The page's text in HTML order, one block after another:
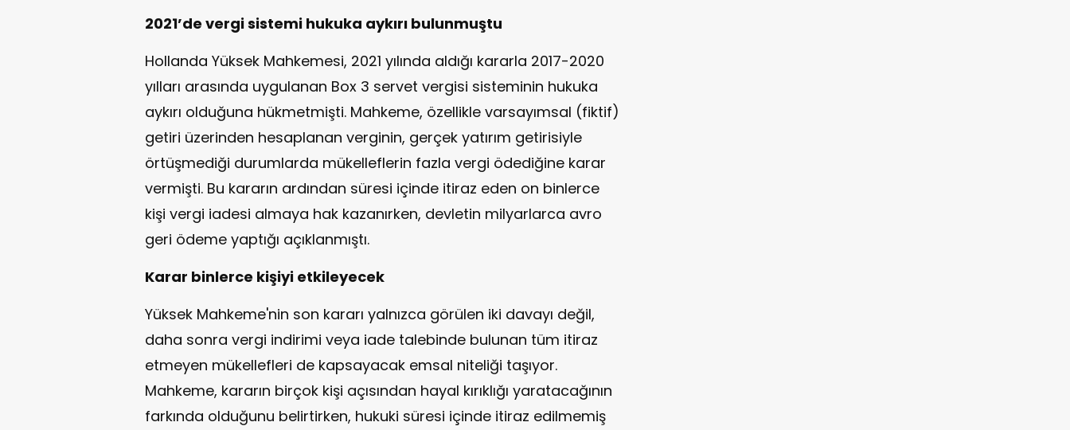
2021’de vergi sistemi hukuka aykırı bulunmuştu
Hollanda Yüksek Mahkemesi, 2021 yılında aldığı kararla 2017-2020
yılları arasında uygulanan Box 3 servet vergisi sisteminin hukuka
aykırı olduğuna hükmetmişti. Mahkeme, özellikle varsayımsal (fiktif)
getiri üzerinden hesaplanan verginin, gerçek yatırım getirisiyle
örtüşmediği durumlarda mükelleflerin fazla vergi ödediğine karar
vermişti. Bu kararın ardından süresi içinde itiraz eden on binlerce
kişi vergi iadesi almaya hak kazanırken, devletin milyarlarca avro
geri ödeme yaptığı açıklanmıştı.
Karar binlerce kişiyi etkileyecek
Yüksek Mahkeme'nin son kararı yalnızca görülen iki davayı değil,
daha sonra vergi indirimi veya iade talebinde bulunan tüm itiraz
etmeyen mükellefleri de kapsayacak emsal niteliği taşıyor.
Mahkeme, kararın birçok kişi açısından hayal kırıklığı yaratacağının
farkında olduğunu belirtirken, hukuki süresi içinde itiraz edilmemiş